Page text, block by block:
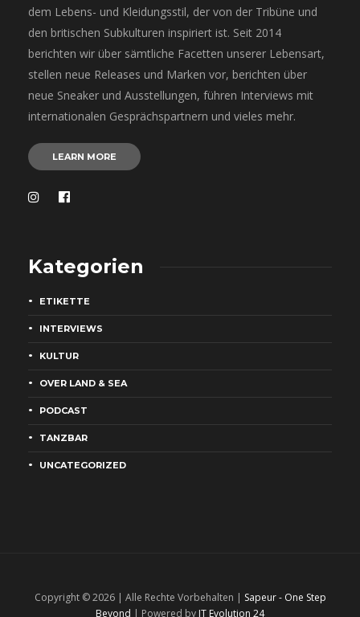
dem Lebens- und Kleidungsstil, der von der Tribüne und
den britischen Subkulturen inspiriert ist. Seit 2014
berichten wir über sämtliche Facetten unserer Lebensart,
stellen neue Releases und Marken vor, berichten über
neue Sneaker und Ausstellungen, führen Interviews mit
internationalen Gesprächspartnern und vieles mehr.
LEARN MORE
Kategorien
ETIKETTE
INTERVIEWS
KULTUR
OVER LAND & SEA
PODCAST
TANZBAR
UNCATEGORIZED
Copyright © 2026 | Alle Rechte Vorbehalten | Sapeur - One Step
Beyond | Powered by IT Evolution 24